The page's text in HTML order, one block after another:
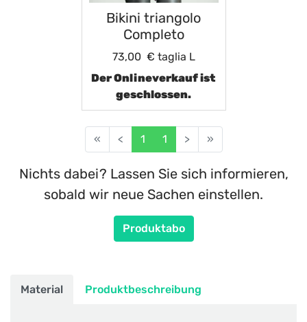
Bikini triangolo
Completo
73,00 € taglia L
Der Onlineverkauf ist
geschlossen.
« < 1 1 > »
Nichts dabei? Lassen Sie sich informieren,
sobald wir neue Sachen einstellen.
Produktabo
Material Produktbeschreibung